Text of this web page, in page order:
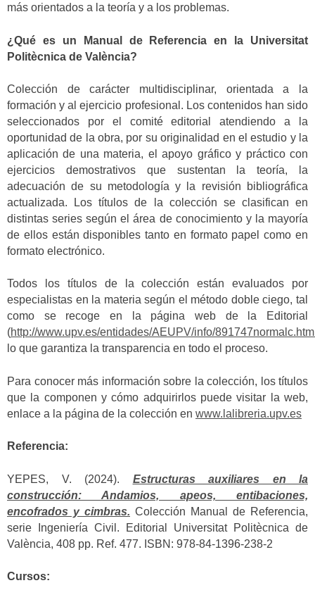
más orientados a la teoría y a los problemas.
¿Qué es un Manual de Referencia en la Universitat
Politècnica de València?
Colección de carácter multidisciplinar, orientada a la
formación y al ejercicio profesional. Los contenidos han sido
seleccionados por el comité editorial atendiendo a la
oportunidad de la obra, por su originalidad en el estudio y la
aplicación de una materia, el apoyo gráfico y práctico con
ejercicios demostrativos que sustentan la teoría, la
adecuación de su metodología y la revisión bibliográfica
actualizada. Los títulos de la colección se clasifican en
distintas series según el área de conocimiento y la mayoría
de ellos están disponibles tanto en formato papel como en
formato electrónico.
Todos los títulos de la colección están evaluados por
especialistas en la materia según el método doble ciego, tal
como se recoge en la página web de la Editorial
(http://www.upv.es/entidades/AEUPV/info/
lo que garantiza la transparencia en todo el proceso.
Para conocer más información sobre la colección, los títulos
que la componen y cómo adquirirlos puede visitar la web,
enlace a la página de la colección en www.lalibreria.upv.es
Referencia:
YEPES, V. (2024). Estructuras auxiliares en la
construcción: Andamios, apeos, entibaciones,
encofrados y cimbras. Colección Manual de Referencia,
serie Ingeniería Civil. Editorial Universitat Politècnica de
València, 408 pp. Ref. 477. ISBN: 978-84-1396-238-2
Cursos: